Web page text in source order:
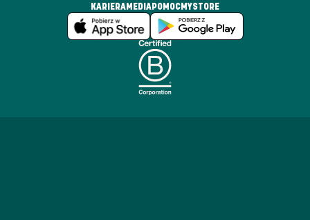
KARIERA MEDIA POMOC MYSTORE